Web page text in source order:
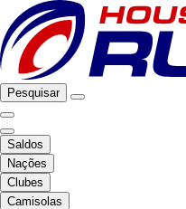
Pesquisar
Saldos
Nações
Clubes
Camisolas